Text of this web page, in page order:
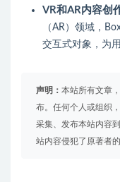
VR和AR内容创
（AR）领域，
交互式对象，为
声明： 本站所有文章
布。任何个人或组织
采集、发布本站内容
站内容侵犯了原著者